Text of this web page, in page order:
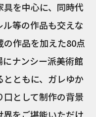
を中心に、同時代
等の作品も交えな
作品を加えた80点
ナンシー派美術館
ともに、ガレゆか
口として制作の背景